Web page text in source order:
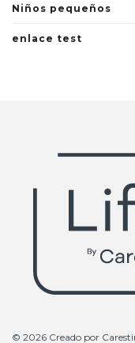
Niños pequeños
enlace test
© 2026 Creado por